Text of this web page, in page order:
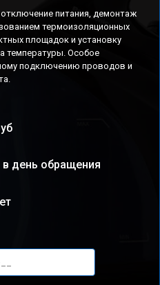
питания, демонтаж
термоизоляционных
площадок и установку
температуры. Особое
подключению проводов и
день обращения